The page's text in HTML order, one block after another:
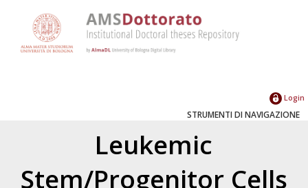
Login
STRUMENTI DI NAVIGAZIONE
Leukemic
Stem/Progenitor Cells